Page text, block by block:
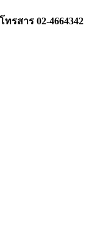
ทรสาร 02-4664342